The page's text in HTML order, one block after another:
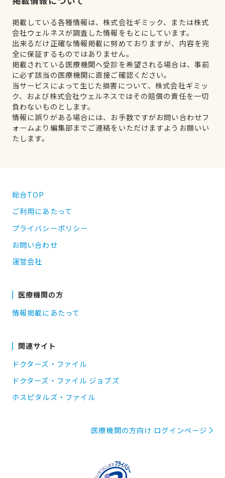
掲載している各種情報は、株式会社ギミック、または株式
会社ウェルネスが調査した情報をもとにしています。
出来るだけ正確な情報掲載に努めておりますが、内容を完
全に保証するものではありません。
掲載されている医療機関へ受診を希望される場合は、事前
に必ず該当の医療機関に直接ご確認ください。
当サービスによって生じた損害について、株式会社ギミッ
ク、および株式会社ウェルネスではその賠償の責任を一切
負わないものとします。
情報に誤りがある場合には、お手数ですがお問い合わせフ
ォームより編集部までご連絡をいただけますようお願いい
たします。
総合TOP
ご利用にあたって
プライバシーポリシー
お問い合わせ
運営会社
医療機関の方
情報掲載にあたって
関連サイト
ドクターズ・ファイル
ドクターズ・ファイル ジョブズ
ホスピタルズ・ファイル
医療機関の方向け ログインページ